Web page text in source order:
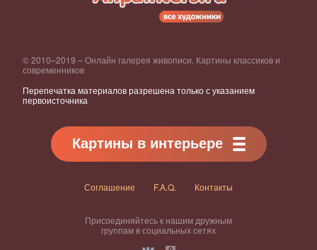
© 2010–2019 – Онлайн галерея живописи. Картины классиков и
современников
Перепечатка материалов разрешена только с указанием
первоисточника
Картины в интерьере
Соглашение F.A.Q. Контакты
Присоединяйтесь к нашим дружным
группам в социальных сетях